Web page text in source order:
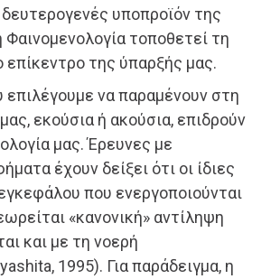
υποπροϊόν της
Φαινομενολογία τοποθετεί τη
επίκεντρο της ύπαρξής μας.
επιλέγουμε να παραμένουν στη
εκούσια ή ακούσια, επιδρούν
μας. Έρευνες με
έχουν δείξει ότι οι ίδιες
που ενεργοποιούνται
«κανονική» αντίληψη
και με τη νοερή
1995). Για παράδειγμα, η